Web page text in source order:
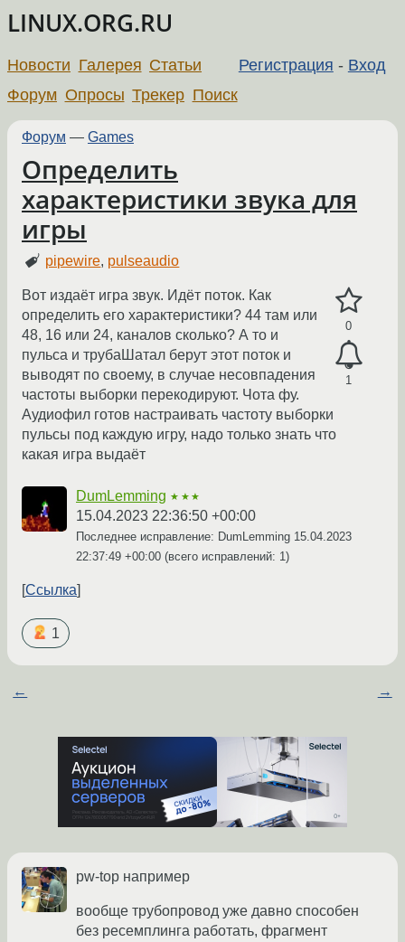
LINUX.ORG.RU
Регистрация - Вход
Новости Галерея Статьи
Форум Опросы Трекер Поиск
Форум — Games
Определить
характеристики звука для
игры
pipewire, pulseaudio
0
1
Вот издаёт игра звук. Идёт поток. Как
определить его характеристики? 44 там или
48, 16 или 24, каналов сколько? А то и
пульса и трубаШатал берут этот поток и
выводят по своему, в случае несовпадения
частоты выборки перекодируют. Чота фу.
Аудиофил готов настраивать частоту выборки
пульсы под каждую игру, надо только знать что
какая игра выдаёт
DumLemming ★★★
15.04.2023 22:36:50 +00:00
Последнее исправление: DumLemming 15.04.2023
22:37:49 +00:00 (всего исправлений: 1)
Ссылка
1
← →
pw-top например
вообще трубопровод уже давно способен
без ресемплинга работать, фрагмент